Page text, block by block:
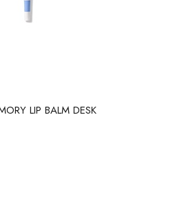
LIP BALM DESK